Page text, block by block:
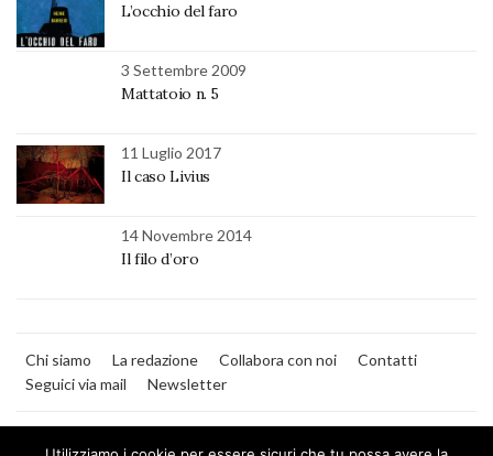
L’occhio del faro
3 Settembre 2009
Mattatoio n. 5
11 Luglio 2017
Il caso Livius
14 Novembre 2014
Il filo d’oro
Chi siamo La redazione Collabora con noi
Contatti
Seguici via mail
Newsletter